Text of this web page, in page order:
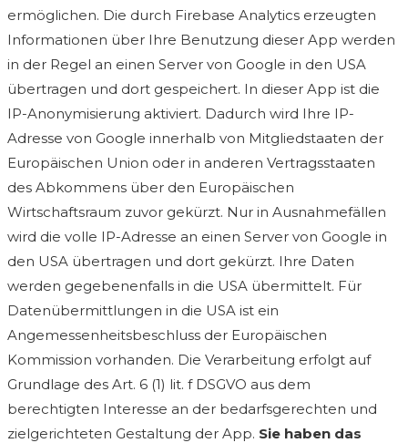
ermöglichen. Die durch Firebase Analytics erzeugten
Informationen über Ihre Benutzung dieser App werden
in der Regel an einen Server von Google in den USA
übertragen und dort gespeichert. In dieser App ist die
IP-Anonymisierung aktiviert. Dadurch wird Ihre IP-
Adresse von Google innerhalb von Mitgliedstaaten der
Europäischen Union oder in anderen Vertragsstaaten
des Abkommens über den Europäischen
Wirtschaftsraum zuvor gekürzt. Nur in Ausnahmefällen
wird die volle IP-Adresse an einen Server von Google in
den USA übertragen und dort gekürzt. Ihre Daten
werden gegebenenfalls in die USA übermittelt. Für
Datenübermittlungen in die USA ist ein
Angemessenheitsbeschluss der Europäischen
Kommission vorhanden. Die Verarbeitung erfolgt auf
Grundlage des Art. 6 (1) lit. f DSGVO aus dem
berechtigten Interesse an der bedarfsgerechten und
zielgerichteten Gestaltung der App. Sie haben das